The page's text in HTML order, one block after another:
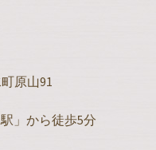
原山91
」から徒歩5分